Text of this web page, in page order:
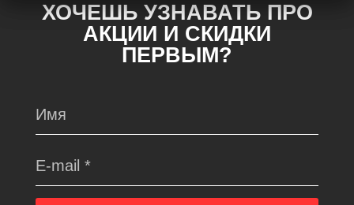
ХОЧЕШЬ УЗНАВАТЬ ПРО
АКЦИИ И СКИДКИ
ПЕРВЫМ?